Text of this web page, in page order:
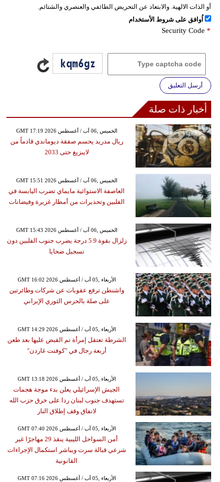
أو الذات الالهية. والابتعاد عن التحريض الطائفي والعنصري والشتائم.
اُوافق على شروط الأستخدام
Security Code *
أرسل التعليق
أخبار ذات صلة
GMT 17:19 2026 الخميس ,06 آب / أغسطس
ريال مدريد يحسم صفقة ديوماندي قادماً من
لايبزيغ حتى 2033
GMT 15:51 2026 الخميس ,06 آب / أغسطس
العاصفة الاستوائية مايماي تضرب اليابسة في
الفلبين وتحذيرات من أمطار غزيرة وفيضانات
GMT 15:43 2026 الخميس ,06 آب / أغسطس
زلزال بقوة 5.9 درجة يضرب جنوب الفلبين دون
تسجيل ضحايا
GMT 16:02 2026 الأربعاء ,05 آب / أغسطس
واشنطن ترفع عقوبات عن شركات وطائرتين
على صلة بالحرس الثوري الإيراني
GMT 14:29 2026 الأربعاء ,05 آب / أغسطس
الشرطة تعتقل إمرأة تم القبض عليها بعد طعن
أربعة رجال في "كوفنت غاردن"
GMT 13:18 2026 الأربعاء ,05 آب / أغسطس
الجيش الإسرائيلي يعلن بدء موجة هجمات
تستهدف جنوب لبنان ردا على خرق حزب الله
لاتفاق وقف إطلاق النار
GMT 07:40 2026 الأربعاء ,05 آب / أغسطس
أمن السواحل الليبية ينقذ 29 مهاجرًا غير
شرعي قبالة سرت ويباشر استكمال الإجراءات
القانونية
GMT 07:16 2026 الأربعاء ,05 آب / أغسطس